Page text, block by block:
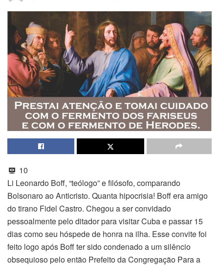
10
Li Leonardo Boff, “teólogo” e filósofo, comparando
Bolsonaro ao Anticristo. Quanta hipocrisia! Boff era amigo
do tirano Fidel Castro. Chegou a ser convidado
pessoalmente pelo ditador para visitar Cuba e passar 15
dias como seu hóspede de honra na ilha. Esse convite foi
feito logo após Boff ter sido condenado a um silêncio
obsequioso pelo então Prefeito da Congregação Para a